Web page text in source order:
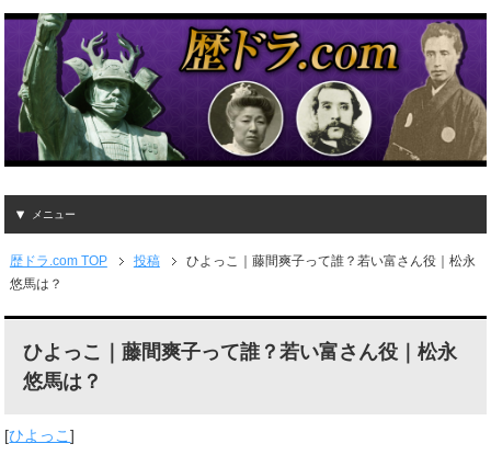
メニュー
歴ドラ.com TOP 投稿
ひよっこ｜藤間爽子って誰？若い富さん役｜松永
悠馬は？
ひよっこ｜藤間爽子って誰？若い富さん役｜松永
悠馬は？
[ひよっこ]